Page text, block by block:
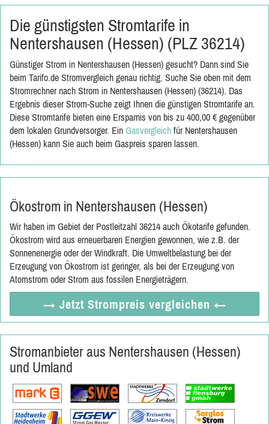
Die günstigsten Stromtarife in
Nentershausen (Hessen) (PLZ 36214)
Günstiger Strom in Nentershausen (Hessen) gesucht? Dann sind Sie
beim Tarifo.de Stromvergleich genau richtig. Suche Sie oben mit dem
Stromrechner nach Strom in Nentershausen (Hessen) (36214). Das
Ergebnis dieser Strom-Suche zeigt Ihnen die günstigen Stromtarife an.
Diese Stromtarife bieten eine Ersparnis von bis zu 400,00 € gegenüber
dem lokalen Grundversorger. Ein Gasvergleich für Nentershausen
(Hessen) kann Sie auch beim Gaspreis sparen lassen.
Ökostrom in Nentershausen (Hessen)
Wir haben im Gebiet der Postleitzahl 36214 auch Ökotarife gefunden.
Ökostrom wird aus erneuerbaren Energien gewonnen, wie z.B. der
Sonnenenergie oder der Windkraft. Die Umweltbelastung bei der
Erzeugung von Ökostrom ist geringer, als bei der Erzeugung von
Atomstrom oder Strom aus fossilen Energieträgern.
→ Jetzt Strompreis vergleichen ←
Stromanbieter aus Nentershausen (Hessen)
und Umland